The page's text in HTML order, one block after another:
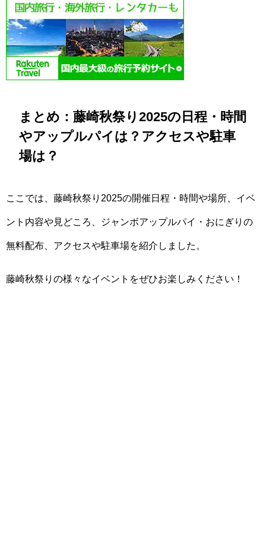
まとめ：藤崎秋祭り2025の日程・時間
やアップルパイは？アクセスや駐車
場は？
ここでは、藤崎秋祭り2025の開催日程・時間や場所、イベ
ント内容や見どころ、ジャンボアップルパイ・おにぎりの
無料配布、アクセスや駐車場を紹介しました。
藤崎秋祭りの様々なイベントをぜひお楽しみください！